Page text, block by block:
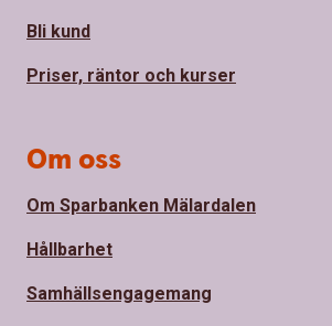
Bli kund
Priser, räntor och kurser
Om oss
Om Sparbanken Mälardalen
Hållbarhet
Samhällsengagemang